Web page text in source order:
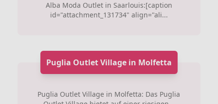
Alba Moda Outlet in Saarlouis:[caption
id="attachment_131734" align="ali...
Puglia Outlet Village in Molfetta
Puglia Outlet Village in Molfetta: Das Puglia